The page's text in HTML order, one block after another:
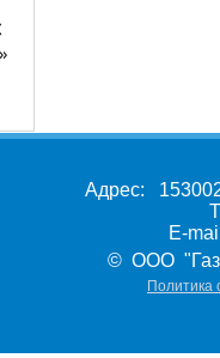
Адрес:
E-
© ООО
Политика